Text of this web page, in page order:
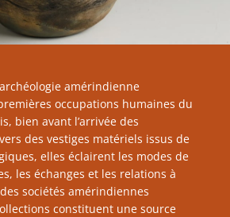
amérindienne
occupations humaines du
bien avant l’arrivée des
des vestiges matériels issus de
elles éclairent les modes de
les échanges et les relations à
sociétés amérindiennes
constituent une source